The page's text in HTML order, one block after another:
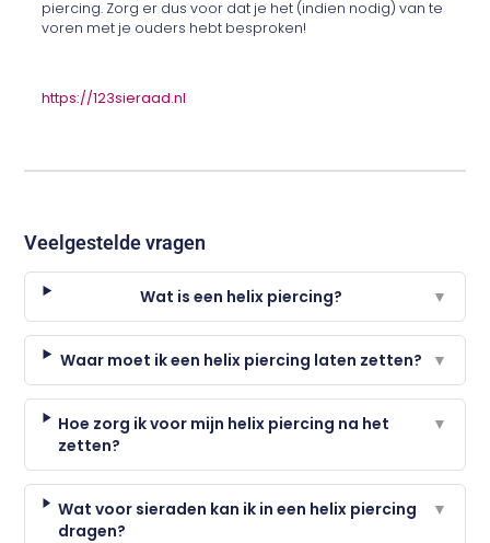
piercing. Zorg er dus voor dat je het (indien nodig) van te
voren met je ouders hebt besproken!
https://123sieraad.nl
Veelgestelde vragen
Wat is een helix piercing? ▼
Waar moet ik een helix piercing laten zetten? ▼
Hoe zorg ik voor mijn helix piercing na het
zetten?
▼
Wat voor sieraden kan ik in een helix piercing
dragen?
▼